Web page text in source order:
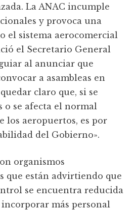
La ANAC incumple
y provoca una
el sistema aerocomercial
el Secretario General
al anunciar que
a asambleas en
claro que, si se
o se afecta el normal
los aeropuertos, es por
del Gobierno».
organismos
que están advirtiendo que
se encuentra reducida
más personal